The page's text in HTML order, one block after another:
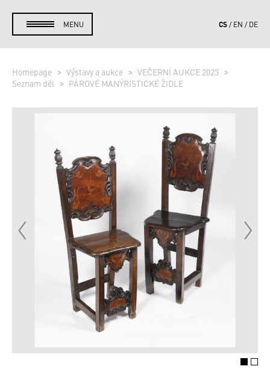
MENU CS EN DE
Homepage Výstavy a aukce
VEČERNÍ AUKCE 2023
Seznam děl
PÁROVÉ MANÝRISTICKÉ ŽIDLE